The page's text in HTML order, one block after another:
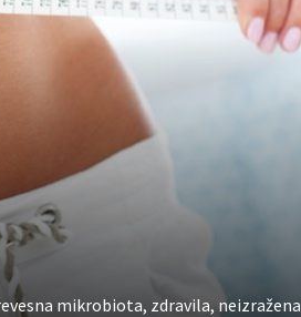
mikrobiota, zdravila, neizražena